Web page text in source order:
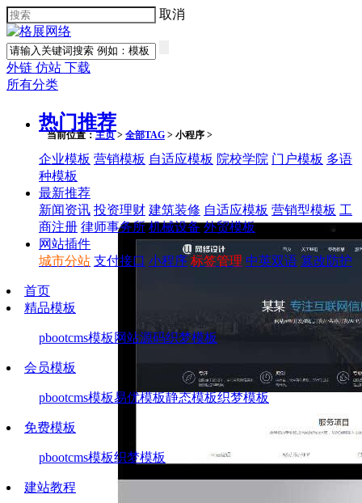
取消
外链 仿站 下载
所有分类
热门推荐
企业模板 营销模板 自适应模板 院校学院 门户模板 多语
种模板
最新推荐
新闻资讯 投资理财 建筑装修 自适应模板 营销型模板 工
商注册 律师事务所 机械设备 外贸模板
网站插件
城市分站 支付接口 小程序 标签管理 中英双语 篡改防护
首页
精品模板
pbootcms模板 网站源码织梦模板
会员模板
pbootcms模板易优模板静态模板织梦模板
免费模板
pbootcms模板织梦模板
建站教程
当前位置：主页> 全部TAG > 小程序 >